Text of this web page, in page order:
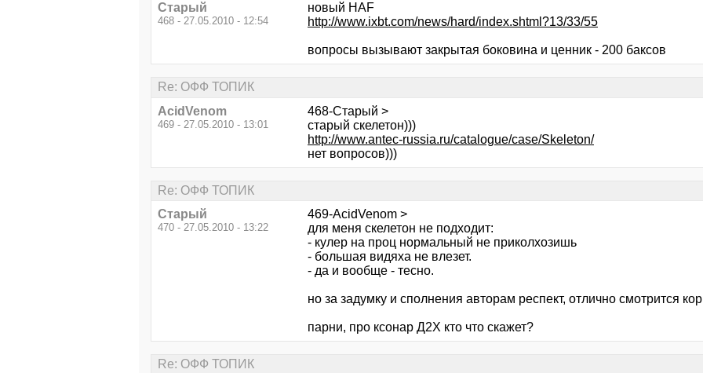
Старый
468 - 27.05.2010 - 12:54
новый HAF
http://www.ixbt.com/news/hard/index.shtml?13/33/55
вопросы вызывают закрытая боковина и ценник - 200 баксов
Re: ОФФ ТОПИК
AcidVenom
469 - 27.05.2010 - 13:01
468-Старый >
старый скелетон)))
http://www.antec-russia.ru/catalogue/case/Skeleton/
нет вопросов)))
Re: ОФФ ТОПИК
Старый
470 - 27.05.2010 - 13:22
469-AcidVenom >
для меня скелетон не подходит:
- кулер на проц нормальный не приколхозишь
- большая видяха не влезет.
- да и вообще - тесно.
но за задумку и сполнения авторам респект, отлично смотрится
парни, про ксонар Д2Х кто что скажет?
Re: ОФФ ТОПИК